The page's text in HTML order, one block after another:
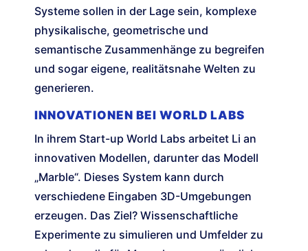
Systeme sollen in der Lage sein, komplexe
physikalische, geometrische und
semantische Zusammenhänge zu begreifen
und sogar eigene, realitätsnahe Welten zu
generieren.
INNOVATIONEN BEI WORLD LABS
In ihrem Start-up World Labs arbeitet Li an
innovativen Modellen, darunter das Modell
„Marble“. Dieses System kann durch
verschiedene Eingaben 3D-Umgebungen
erzeugen. Das Ziel? Wissenschaftliche
Experimente zu simulieren und Umfelder zu